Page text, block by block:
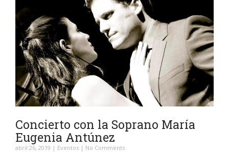
Concierto con la Soprano María
Eugenia Antúnez
abril 26, 2019 | Eventos | No Comments